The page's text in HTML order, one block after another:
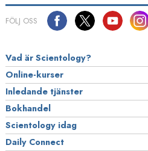
FÖLJ OSS
Vad är Scientology?
Online-kurser
Inledande tjänster
Bokhandel
Scientology idag
Daily Connect